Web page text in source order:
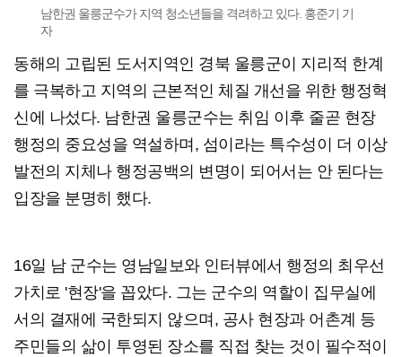
남한권 울릉군수가 지역 청소년들을 격려하고 있다. 홍준기 기
자
동해의 고립된 도서지역인 경북 울릉군이 지리적 한계
를 극복하고 지역의 근본적인 체질 개선을 위한 행정혁
신에 나섰다. 남한권 울릉군수는 취임 이후 줄곧 현장
행정의 중요성을 역설하며, 섬이라는 특수성이 더 이상
발전의 지체나 행정공백의 변명이 되어서는 안 된다는
입장을 분명히 했다.
16일 남 군수는 영남일보와 인터뷰에서 행정의 최우선
가치로 '현장'을 꼽았다. 그는 군수의 역할이 집무실에
서의 결재에 국한되지 않으며, 공사 현장과 어촌계 등
주민들의 삶이 투영된 장소를 직접 찾는 것이 필수적이